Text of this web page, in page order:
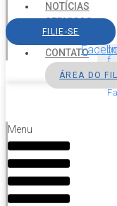
NOTÍCIAS
SERVIÇOS
AGENDA
CONTATO
FILIE-SE
f
ÁREA DO
Menu